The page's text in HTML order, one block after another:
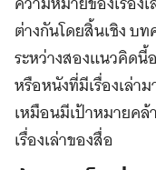
ต่างกันโดยสิ้นเชิง บ
ระหว่างสองแนวคิดนี้
หรือหนังที่มีเรื่องเล่า
เหมือนมีเป้าหมายคล้
เรื่องเล่าของสื่อ